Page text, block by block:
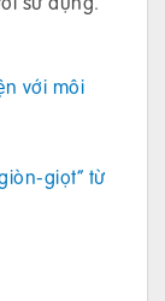
với môi
giọt” từ